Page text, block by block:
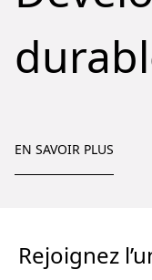
EN SAVOIR PLUS
Rejoignez